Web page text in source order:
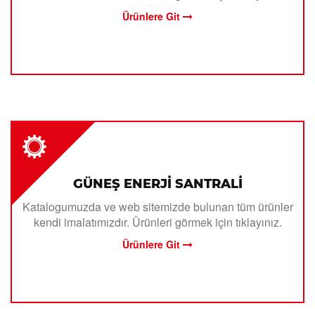
Ürünlere Git
GÜNEŞ ENERJİ SANTRALİ
Katalogumuzda ve web sitemizde bulunan tüm ürünler
kendi imalatımızdır. Ürünleri görmek için tıklayınız.
Ürünlere Git